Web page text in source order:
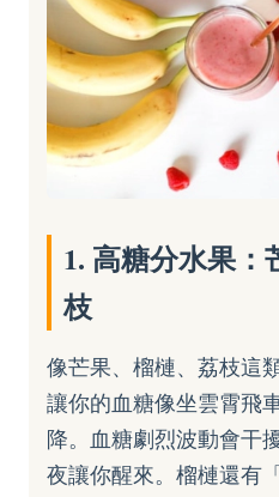
1. 高糖分水果：
枝
像芒果、榴槤、荔枝這
讓你的血糖像坐雲霄飛
降。血糖劇烈波動會干
夜讓你醒來。榴槤還有